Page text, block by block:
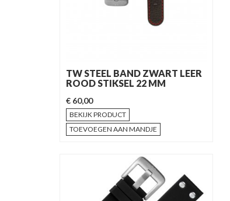
TW STEEL BAND ZWART LEER
ROOD STIKSEL 22 MM
€ 60,00
BEKIJK PRODUCT
TOEVOEGEN AAN MANDJE